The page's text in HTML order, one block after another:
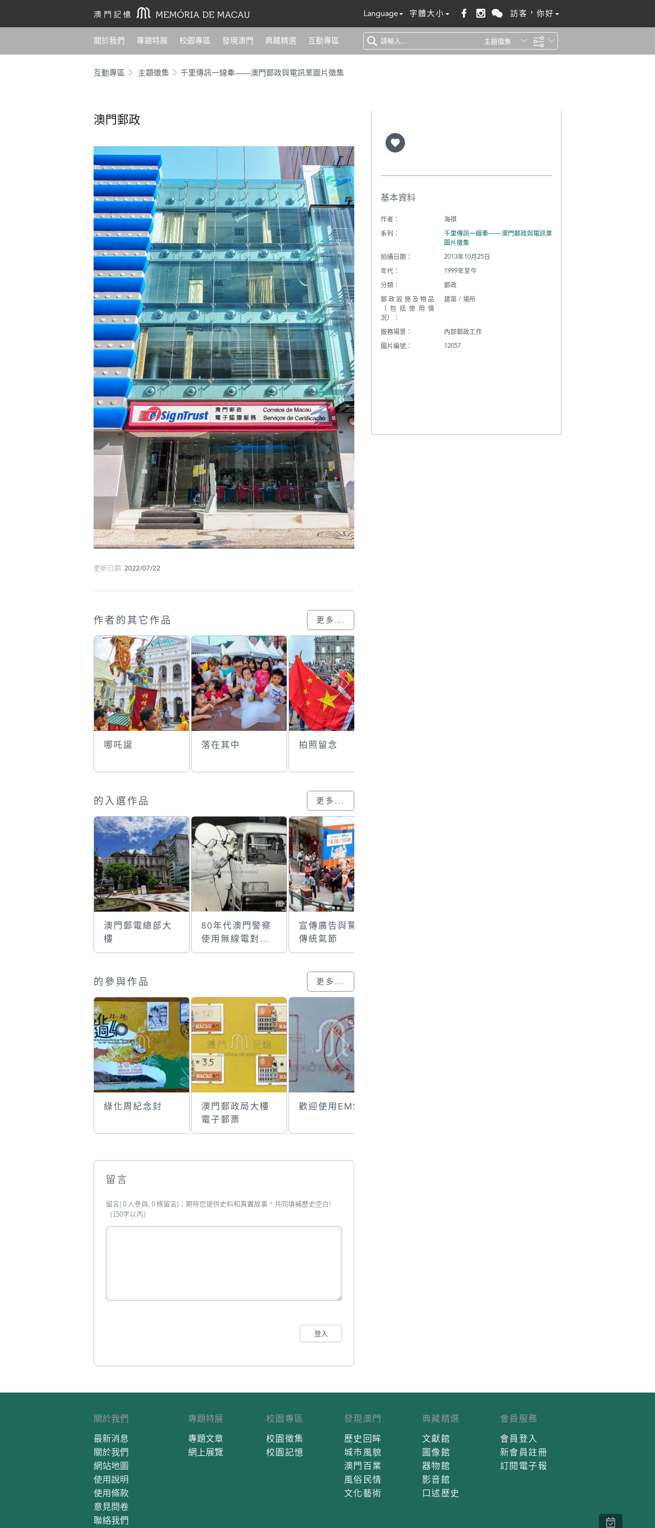
Language 字體大小 訪客，你好
關於我們 專題特展 校園專區 發現澳門 典藏精選 互動專區 主題徵集
互動專區 主題徵集 千里傳訊一線牽——澳門郵政與電訊業圖片徵集
澳門郵政
更新日期 2022/07/22
作者的其它作品 更多...
哪吒誕 落在其中 拍照留念
的入選作品 更多...
澳門郵電總部大
樓
80年代澳門警察
使用無線電對講
機
宣傳廣告與驚蟄
傳統氣節
的參與作品 更多...
綠化周紀念封
澳門郵政局大樓
電子郵票
歡迎使用EMS
留言
留言( 0 人參與, 0 條留言)：期待您提供史料和真實故事，共同填補歷史空白!
（150字以內）
登入
基本資料
作者：
海祺
系列：
千里傳訊一線牽——澳門郵政與電訊業
圖片徵集
拍攝日期：
2013年10月25日
年代：
1999年至今
分類：
郵政
郵政設施及物品
（包括使用情
況）：
建築 / 場所
服務場景：
內部郵政工作
圖片編號：
12057
關於我們
最新消息
關於我們
網站地圖
使用說明
使用條款
意見問卷
聯絡我們
專題特展
專題文章
網上展覽
校園專區
校園徵集
校園記憶
發現澳門
歷史回眸
城市風貌
澳門百業
風俗民情
文化藝術
典藏精選
文獻館
圖像館
器物館
影音館
口述歷史
會員服務
會員登入
新會員註冊
訂閱電子報